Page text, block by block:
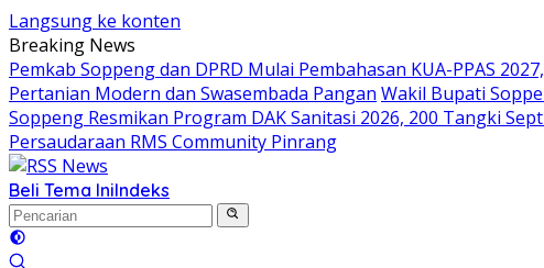
Langsung ke konten
Breaking News
Pemkab Soppeng dan DPRD Mulai Pembahasan KUA-PPAS
Pertanian Modern dan Swasembada Pangan Wakil Bupati
Soppeng Resmikan Program DAK Sanitasi 2026, 200 Tangki
Persaudaraan RMS Community Pinrang
Beli Tema IniIndeks